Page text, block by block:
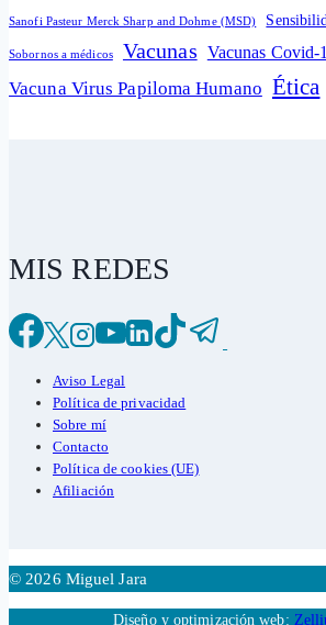
Sanofi Pasteur Merck Sharp and Dohme (MSD)
Sobornos a médicos Vacunas Vacunas Covid-
Vacuna Virus Papiloma Humano Ética
MIS REDES
Aviso Legal
Política de privacidad
Sobre mí
Contacto
Política de cookies (UE)
Afiliación
© 2026 Miguel Jara
Diseño y optimización web: